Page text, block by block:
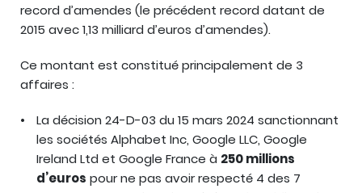
record d’amendes (le précédent record datant de
2015 avec 1,13 milliard d’euros d’amendes).
Ce montant est constitué principalement de 3
affaires :
La décision 24-D-03 du 15 mars 2024 sanctionnant
les sociétés Alphabet Inc, Google LLC, Google
Ireland Ltd et Google France à 250 millions
d’euros pour ne pas avoir respecté 4 des 7